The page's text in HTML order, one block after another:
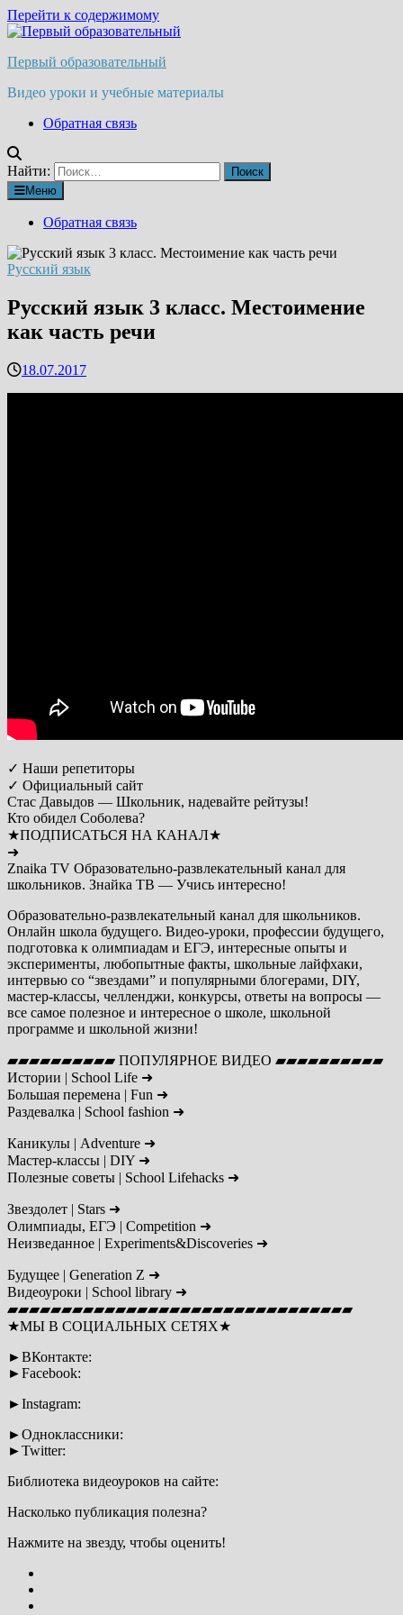
Перейти к содержимому
Первый образовательный
Видео уроки и учебные материалы
Обратная связь
Найти:
Меню
Обратная связь
Русский язык
Русский язык 3 класс. Местоимение
как часть речи
18.07.2017
✓ Наши репетиторы
✓ Официальный сайт
Стас Давыдов — Школьник, надевайте рейтузы!
Кто обидел Соболева?
★ПОДПИСАТЬСЯ НА КАНАЛ★
➜
Znaika TV Образовательно-развлекательный канал для
школьников. Знайка ТВ — Учись интересно!
Образовательно-развлекательный канал для школьников.
Онлайн школа будущего. Видео-уроки, профессии будущего,
подготовка к олимпиадам и ЕГЭ, интересные опыты и
эксперименты, любопытные факты, школьные лайфхаки,
интервью со “звездами” и популярными блогерами, DIY,
мастер-классы, челленджи, конкурсы, ответы на вопросы —
все самое полезное и интересное о школе, школьной
программе и школьной жизни!
▰▰▰▰▰▰▰▰▰▰ ПОПУЛЯРНОЕ ВИДЕО ▰▰▰▰▰▰▰▰▰▰
Истории | School Life ➜
Большая перемена | Fun ➜
Раздевалка | School fashion ➜
Каникулы | Adventure ➜
Мастер-классы | DIY ➜
Полезные советы | School Lifehacks ➜
Звездолет | Stars ➜
Олимпиады, ЕГЭ | Сompetition ➜
Неизведанное | Experiments&Discoveries ➜
Будущее | Generation Z ➜
Видеоуроки | School library ➜
▰▰▰▰▰▰▰▰▰▰▰▰▰▰▰▰▰▰▰▰▰▰▰▰▰▰▰▰▰▰▰▰
★МЫ В СОЦИАЛЬНЫХ СЕТЯХ★
►ВКонтакте:
►Facebook:
►Instagram:
►Одноклассники:
►Twitter:
Библиотека видеоуроков на сайте:
Насколько публикация полезна?
Нажмите на звезду, чтобы оценить!